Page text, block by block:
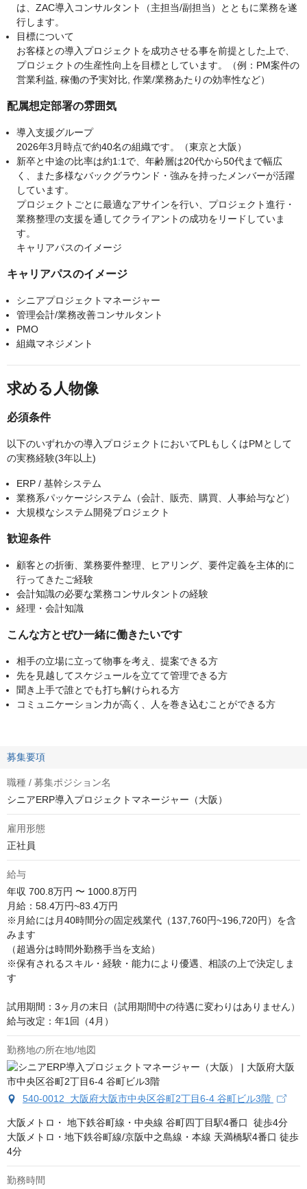
は、ZAC導入コンサルタント（主担当/副担当）とともに業務を遂
行します。
目標について
お客様との導入プロジェクトを成功させる事を前提とした上で、
プロジェクトの生産性向上を目標としています。（例：PM案件の
営業利益, 稼働の予実対比, 作業/業務あたりの効率性など）
配属想定部署の雰囲気
導入支援グループ
2026年3月時点で約40名の組織です。（東京と大阪）
新卒と中途の比率は約1:1で、年齢層は20代から50代まで幅広
く、また多様なバックグラウンド・強みを持ったメンバーが活躍
しています。
プロジェクトごとに最適なアサインを行い、プロジェクト進行・
業務整理の支援を通してクライアントの成功をリードしていま
す。
キャリアパスのイメージ
キャリアパスのイメージ
シニアプロジェクトマネージャー
管理会計/業務改善コンサルタント
PMO
組織マネジメント
求める人物像
必須条件
以下のいずれかの導入プロジェクトにおいてPLもしくはPMとして
の実務経験(3年以上)
ERP / 基幹システム
業務系パッケージシステム（会計、販売、購買、人事給与など）
大規模なシステム開発プロジェクト
歓迎条件
顧客との折衝、業務要件整理、ヒアリング、要件定義を主体的に
行ってきたご経験
会計知識の必要な業務コンサルタントの経験
経理・会計知識
こんな方とぜひ一緒に働きたいです
相手の立場に立って物事を考え、提案できる方
先を見越してスケジュールを立てて管理できる方
聞き上手で誰とでも打ち解けられる方
コミュニケーション力が高く、人を巻き込むことができる方
募集要項
職種 / 募集ポジション名
シニアERP導入プロジェクトマネージャー（大阪）
雇用形態
正社員
給与
年収 700.8万円 〜 1000.8万円
月給：58.4万円~83.4万円
※月給には月40時間分の固定残業代（137,760円~196,720円）を含
みます
（超過分は時間外勤務手当を支給）
※保有されるスキル・経験・能力により優遇、相談の上で決定しま
す
試用期間：3ヶ月の末日（試用期間中の待遇に変わりはありません）
給与改定：年1回（4月）
勤務地の所在地/地図
540-0012 大阪府大阪市中央区谷町2丁目6-4 谷町ビル3階
大阪メトロ・ 地下鉄谷町線・中央線 谷町四丁目駅4番口  徒歩4分
大阪メトロ・地下鉄谷町線/京阪中之島線・本線 天満橋駅4番口 徒歩
4分
勤務時間